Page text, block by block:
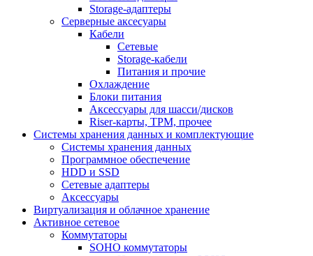
Storage-адаптеры
Серверные аксесуары
Кабели
Сетевые
Storage-кабели
Питания и прочие
Охлаждение
Блоки питания
Аксессуары для шасси/дисков
Riser-карты, TPM, прочее
Системы хранения данных и комплектующие
Системы хранения данных
Программное обеспечение
HDD и SSD
Сетевые адаптеры
Аксессуары
Виртуализация и облачное хранение
Активное сетевое
Коммутаторы
SOHO коммутаторы